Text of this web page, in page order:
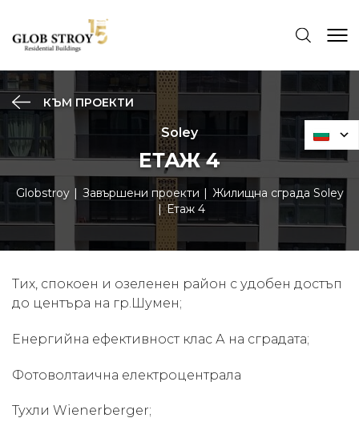
КЪМ ПРОЕКТИ
Soley
ЕТАЖ 4
Globstroy Завършени проекти
Жилищна сграда Soley
Етаж 4
Тих, спокоен и озеленен район с удобен достъп
до центъра на гр.Шумен;
Енергийна ефективност клас А на сградата;
Фотоволтаична електроцентрала
Тухли Wienerberger;